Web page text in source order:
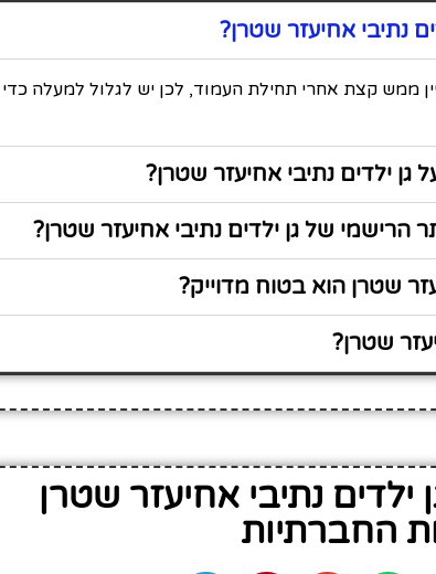
נתיבי אחיעזר שטרן?
ממש קצת אחרי תחילת העמוד, לכן יש לגלול למעלה כדי
ילדים נתיבי אחיעזר שטרן?
של גן ילדים נתיבי אחיעזר שטרן?
שטרן הוא בטוח מדוייק?
שטרן?
נתיבי אחיעזר שטרן
החברתיות